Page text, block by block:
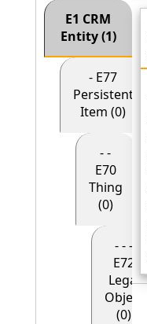
E1 CRM
Entity (1)
- E77
Persistent
Item (0)
- -
E70
Thing
(0)
- - -
E72
Legal
Object
(0)